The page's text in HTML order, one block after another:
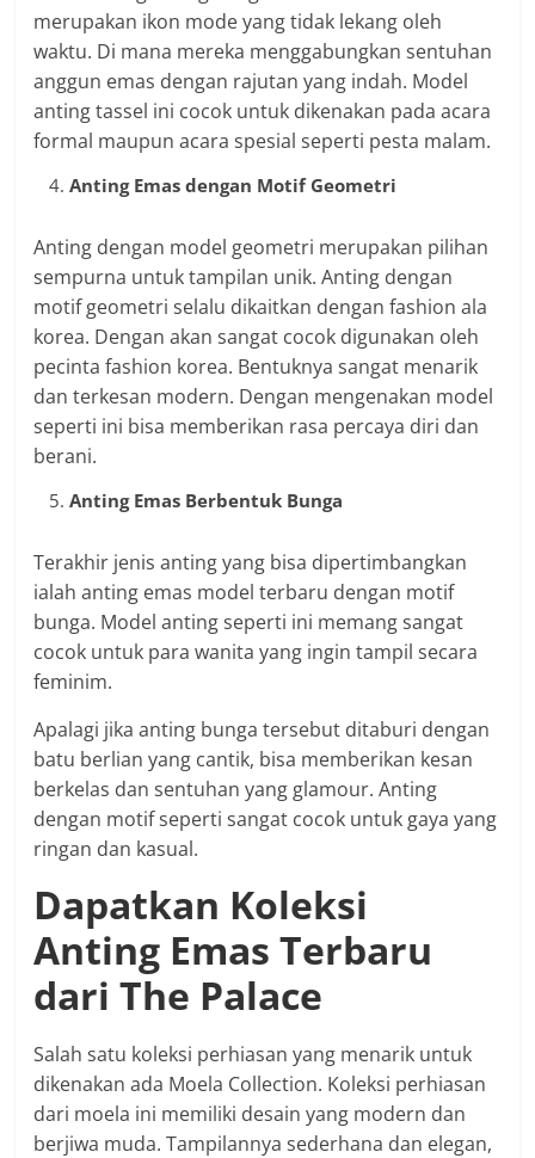
merupakan ikon mode yang tidak lekang oleh
waktu. Di mana mereka menggabungkan sentuhan
anggun emas dengan rajutan yang indah. Model
anting tassel ini cocok untuk dikenakan pada acara
formal maupun acara spesial seperti pesta malam.
Anting Emas dengan Motif Geometri
Anting dengan model geometri merupakan pilihan
sempurna untuk tampilan unik. Anting dengan
motif geometri selalu dikaitkan dengan fashion ala
korea. Dengan akan sangat cocok digunakan oleh
pecinta fashion korea. Bentuknya sangat menarik
dan terkesan modern. Dengan mengenakan model
seperti ini bisa memberikan rasa percaya diri dan
berani.
Anting Emas Berbentuk Bunga
Terakhir jenis anting yang bisa dipertimbangkan
ialah anting emas model terbaru dengan motif
bunga. Model anting seperti ini memang sangat
cocok untuk para wanita yang ingin tampil secara
feminim.
Apalagi jika anting bunga tersebut ditaburi dengan
batu berlian yang cantik, bisa memberikan kesan
berkelas dan sentuhan yang glamour. Anting
dengan motif seperti sangat cocok untuk gaya yang
ringan dan kasual.
Dapatkan Koleksi
Anting Emas Terbaru
dari The Palace
Salah satu koleksi perhiasan yang menarik untuk
dikenakan ada Moela Collection. Koleksi perhiasan
dari moela ini memiliki desain yang modern dan
berjiwa muda. Tampilannya sederhana dan elegan,